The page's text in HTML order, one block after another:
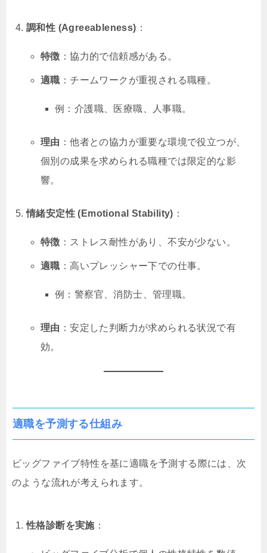
調和性 (Agreeableness) ：
特徴 ：協力的で信頼感がある。
適職 ：チームワークが重視される職種。
例：介護職、医療職、人事職。
理由 ：他者との協力が重要な環境で役立つが、
個別の成果を求められる職種では限定的な影
響。
情緒安定性 (Emotional Stability) ：
特徴 ：ストレス耐性があり、不安が少ない。
適職 ：高いプレッシャー下での仕事。
例：警察官、消防士、管理職。
理由 ：安定した判断力が求められる状況で有
効。
適職を予測する仕組み
ビッグファイブ特性を基に適職を予測する際には、次
のような流れが考えられます。
性格診断を実施：